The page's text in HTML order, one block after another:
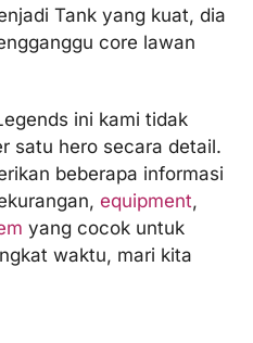
Tank yang kuat, dia
core lawan
ini kami tidak
satu hero secara detail.
beberapa informasi
equipment,
yang cocok untuk
waktu, mari kita